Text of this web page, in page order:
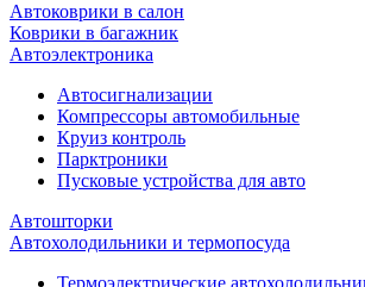
Автоковрики в салон
Коврики в багажник
Автоэлектроника
Автосигнализации
Компрессоры автомобильные
Круиз контроль
Парктроники
Пусковые устройства для авто
Автошторки
Автохолодильники и термопосуда
Термоэлектрические